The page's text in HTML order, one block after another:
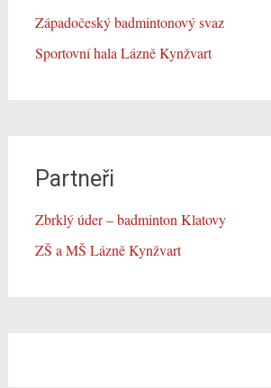
Západočeský badmintonový svaz
Sportovní hala Lázně Kynžvart
Partneři
Zbrklý úder – badminton Klatovy
ZŠ a MŠ Lázně Kynžvart